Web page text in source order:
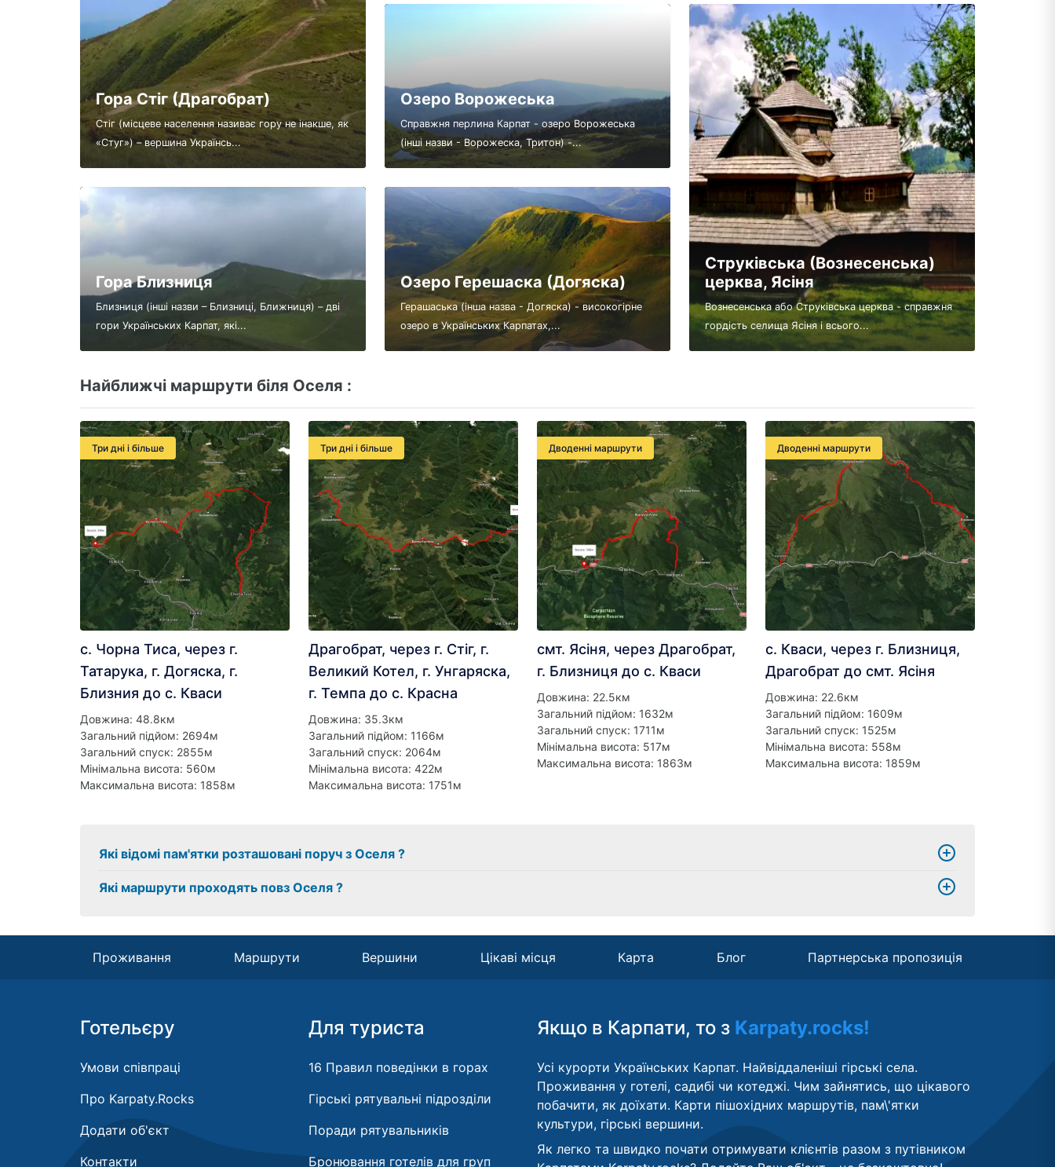
Гора Стіг (Драгобрат)
Стіг (місцеве населення називає гору не інакше, як
«Стуг») – вершина Українсь...
Гора Близниця
Близниця (інші назви – Близниці, Ближниця) – дві
гори Українських Карпат, які...
Озеро Ворожеська
Справжня перлина Карпат - озеро Ворожеська
(інші назви - Ворожеска, Тритон) -...
Озеро Герешаска (Догяска)
Герашаська (інша назва - Догяска) - високогірне
озеро в Українських Карпатах,...
Струківська (Вознесенська)
церква, Ясіня
Вознесенська або Струківська церква - справжня
гордість селища Ясіня і всього...
Найближчі маршрути біля Оселя :
Три дні і більше
с. Чорна Тиса, через г.
Татарука, г. Догяска, г.
Близния до с. Кваси
Довжина: 48.8км
Загальний підйом: 2694м
Загальний спуск: 2855м
Мінімальна висота: 560м
Максимальна висота: 1858м
Три дні і більше
Драгобрат, через г. Стіг, г.
Великий Котел, г. Унгаряска,
г. Темпа до с. Красна
Довжина: 35.3км
Загальний підйом: 1166м
Загальний спуск: 2064м
Мінімальна висота: 422м
Максимальна висота: 1751м
Дводенні маршрути
смт. Ясіня, через Драгобрат,
г. Близниця до с. Кваси
Довжина: 22.5км
Загальний підйом: 1632м
Загальний спуск: 1711м
Мінімальна висота: 517м
Максимальна висота: 1863м
Дводенні маршрути
с. Кваси, через г. Близниця,
Драгобрат до смт. Ясіня
Довжина: 22.6км
Загальний підйом: 1609м
Загальний спуск: 1525м
Мінімальна висота: 558м
Максимальна висота: 1859м
Які відомі пам'ятки розташовані поруч з Оселя ?
Які маршрути проходять повз Оселя ?
Проживання Маршрути Вершини Цікаві місця Карта Блог Партнерська пропозиція
Готельєру
Умови співпраці
Про Karpaty.Rocks
Додати об'єкт
Контакти
Для туриста
16 Правил поведінки в горах
Гірські рятувальні підрозділи
Поради рятувальників
Бронювання готелів для груп
Якщо в Карпати, то з Karpaty.rocks!
Усі курорти Українських Карпат. Найвіддаленіші гірські села.
Проживання у готелі, садибі чи котеджі. Чим зайнятись, що цікавого
побачити, як доїхати. Карти пішохідних маршрутів, пам\'ятки
культури, гірські вершини.
Як легко та швидко почати отримувати клієнтів разом з путівником